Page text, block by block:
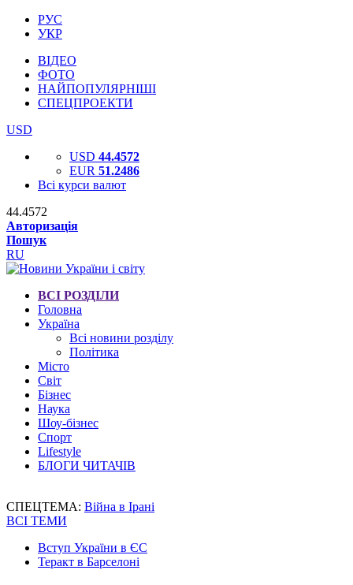
РУС
УКР
ВІДЕО
ФОТО
НАЙПОПУЛЯРНІШІ
СПЕЦПРОЕКТИ
USD
USD 44.4572
EUR 51.2486
Всі курси валют
44.4572
Авторизація
Пошук
RU
ВСІ РОЗДІЛИ
Головна
Україна
Всі новини розділу
Політика
Місто
Світ
Бізнес
Наука
Шоу-бізнес
Спорт
Lifestyle
БЛОГИ ЧИТАЧІВ
СПЕЦТЕМА: Війна в Ірані
ВСІ ТЕМИ
Вступ України в ЄС
Теракт в Барселоні